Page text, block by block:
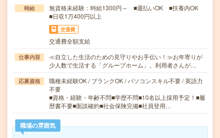
時給
無資格未経験：時給1300円～ ■週払いOK ■扶養内OK
■日収1万400円以上
交通費
交通費全額支給
仕事内容
≪自立した生活のための見守りやお手伝い！≫お年寄りが
少人数で生活する「グループホーム」。利用者さんが…
応募資格
職種未経験OK / ブランクOK / パソコンスキル不要 / 英語力
不要
■資格・経験・年齢不問■学歴不問■10名以上採用予定！■履
歴書不要■面談確約■社会保険完備■社員登用…
職場の雰囲気